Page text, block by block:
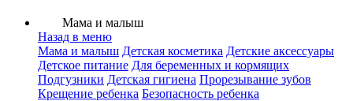
Мама и малыш
Назад в меню
Мама и малыш Детская косметика Детские аксессуары
Детское питание Для беременных и кормящих
Подгузники Детская гигиена Прорезывание зубов
Крещение ребенка Безопасность ребенка